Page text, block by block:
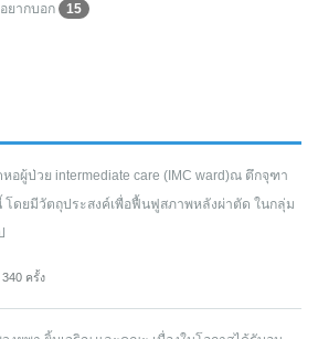
ยากบอก 15
อผู้ป่วย intermediate care (IMC ward)ณ ตึกจุฑา
โดยมีวัตถุประสงค์เพื่อฟื้นฟูสภาพหลังผ่าตัด ในกลุ่ม
340 ครั้ง